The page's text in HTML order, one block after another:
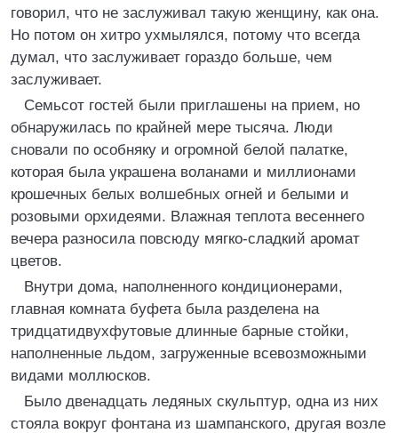
говорил, что не заслуживал такую женщину, как она.
Но потом он хитро ухмылялся, потому что всегда
думал, что заслуживает гораздо больше, чем
заслуживает.
Семьсот гостей были приглашены на прием, но
обнаружилась по крайней мере тысяча. Люди
сновали по особняку и огромной белой палатке,
которая была украшена воланами и миллионами
крошечных белых волшебных огней и белыми и
розовыми орхидеями. Влажная теплота весеннего
вечера разносила повсюду мягко-сладкий аромат
цветов.
Внутри дома, наполненного кондиционерами,
главная комната буфета была разделена на
тридцатидвухфутовые длинные барные стойки,
наполненные льдом, загруженные всевозможными
видами моллюсков.
Было двенадцать ледяных скульптур, одна из них
стояла вокруг фонтана из шампанского, другая возле